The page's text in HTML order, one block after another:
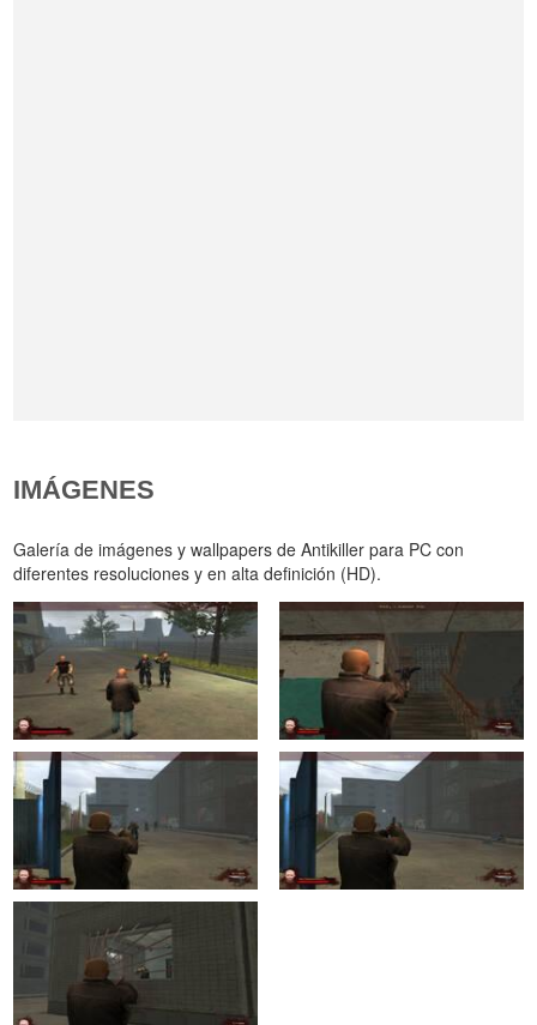
IMÁGENES
Galería de imágenes y wallpapers de Antikiller para PC con
diferentes resoluciones y en alta definición (HD).